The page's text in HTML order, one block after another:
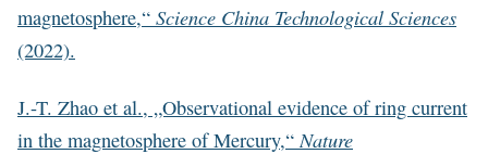
magnetosphere,“ Science China Technological Sciences
(2022).
J.-T. Zhao et al., „Observational evidence of ring current
in the magnetosphere of Mercury,“ Nature